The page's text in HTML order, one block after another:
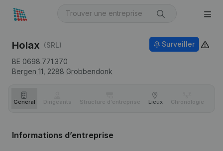
Holax (SRL)
BE 0698.771.370
Bergen 11, 2288 Grobbendonk
Surveiller
Général Dirigeants Structure d'entreprise Lieux Chronologie
Informations d’entreprise